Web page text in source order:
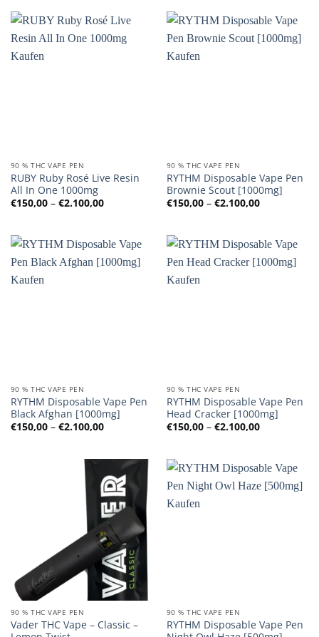
90 % THC VAPE PEN
RUBY Ruby Rosé Live Resin
All In One 1000mg
€150,00 – €2.100,00Preisspanne:
90 % THC VAPE PEN
RYTHM Disposable Vape Pen
Brownie Scout [1000mg]
€150,00 – €2.100,00
90 % THC VAPE PEN
RYTHM Disposable Vape Pen
Black Afghan [1000mg]
€150,00 – €2.100,00Preisspanne:
€150,00
90 % THC VAPE PEN
RYTHM Disposable Vape Pen
Head Cracker [1000mg]
€150,00 – €2.100,00
€150,00
90 % THC VAPE PEN
Vader THC Vape – Classic –
90 % THC VAPE PEN
RYTHM Disposable Vape Pen